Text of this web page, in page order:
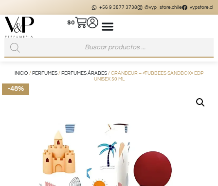
+56 9 3877 3738 @vyp_store.chile vypstore.cl
$0
INICIO / PERFUMES / PERFUMES ÁRABES / GRANDEUR – «TUBBEES SANDBOX» EDP
UNISEX 50 ML
-48%